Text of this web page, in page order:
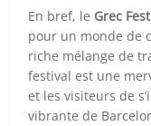
En bref, le Grec
pour un monde de
riche mélange de
festival est une
et les visiteurs de
vibrante de